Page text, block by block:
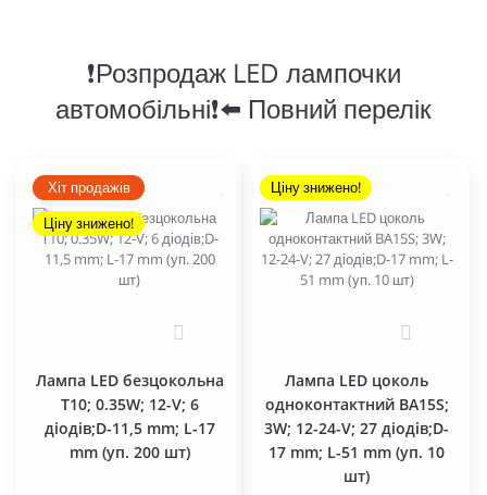
❗Розпродаж LED лампочки
автомобільні❗⬅️ Повний перелік
Хіт продажів
Ціну знижено!
0
Лампа LED безцокольна
T10; 0.35W; 12-V; 6
діодів;D-11,5 mm; L-17
mm (уп. 200 шт)
Ціну знижено!
0
Лампа LED цоколь
одноконтактний BA15S;
3W; 12-24-V; 27 діодів;D-
17 mm; L-51 mm (уп. 10
шт)